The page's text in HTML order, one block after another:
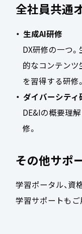
全社員共通
生成AI研修
DX研修の一つ
的なコンテンツ
を習得する研修。
ダイバーシティ
DE&Iの概要理
修。
その他サポ
学習ポータル、資
学習サポートもご